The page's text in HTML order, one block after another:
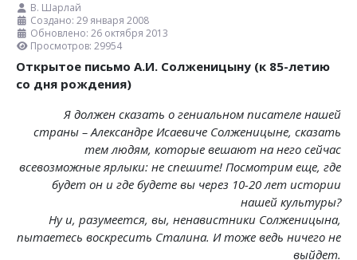
В. Шарлай
Создано: 29 января 2008
Обновлено: 26 октября 2013
Просмотров: 29954
Открытое письмо А.И. Солженицыну (к 85-летию
со дня рождения)
Я должен сказать о гениальном писателе нашей
страны – Александре Исаевиче Солженицыне, сказать
тем людям, которые вешают на него сейчас
всевозможные ярлыки: не спешите! Посмотрим еще, где
будет он и где будете вы через 10-20 лет истории
нашей культуры?
Ну и, разумеется, вы, ненавистники Солженицына,
пытаетесь воскресить Сталина. И тоже ведь ничего не
выйдет.